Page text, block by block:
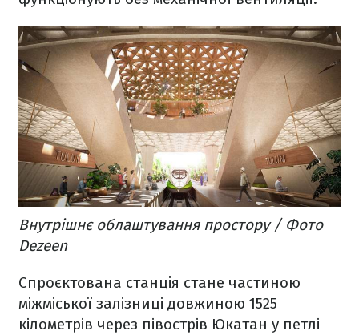
Внутрішнє облаштування простору / Фото
Dezeen
Спроєктована станція стане частиною
міжміської залізниці довжиною 1525
кілометрів через півострів Юкатан у петлі